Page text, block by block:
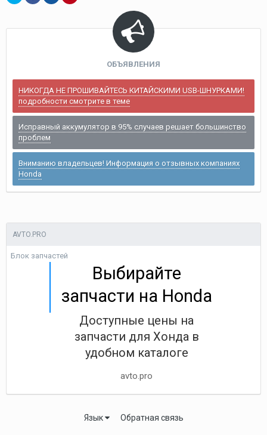
ОБЪЯВЛЕНИЯ
НИКОГДА НЕ ПРОШИВАЙТЕСЬ КИТАЙСКИМИ USB-ШНУРКАМИ!
подробности смотрите в теме
Исправный аккумулятор в 95% случаев решает большинство
проблем
Вниманию владельцев! Информация о отзывных компаниях
Honda
AVTO.PRO
Блок запчастей
Выбирайте
запчасти на Honda
Доступные цены на
запчасти для Хонда в
удобном каталоге
avto.pro
Язык Обратная связь